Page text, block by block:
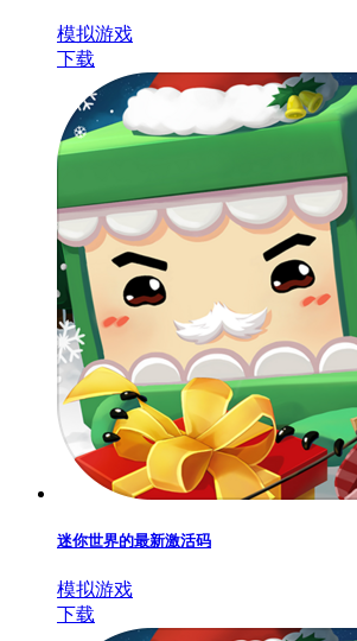
模拟游戏
下载
迷你世界的最新激活码
模拟游戏
下载